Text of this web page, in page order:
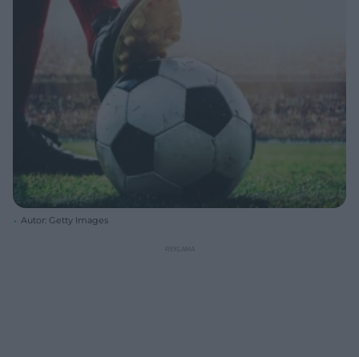
Autor: Getty Images